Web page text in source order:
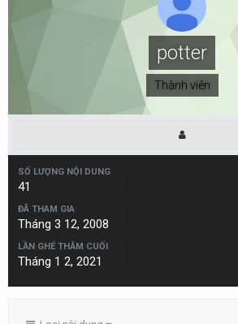
potter
Thành viên
SỐ LƯỢNG NỘI DUNG
41
ĐÃ THAM GIA
Tháng 3 12, 2008
LẦN GHÉ THĂM CUỐI
Tháng 1 2, 2021